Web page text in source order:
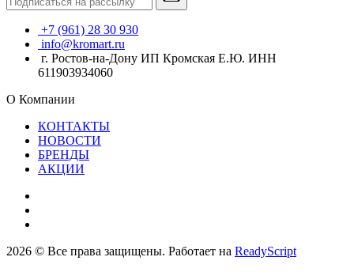
+7 (961) 28 30 930
info@kromart.ru
г. Ростов-на-Дону ИП Кромская Е.Ю. ИНН
611903934060
О Компании
КОНТАКТЫ
НОВОСТИ
БРЕНДЫ
АКЦИИ
2026 © Все права защищены. Работает на ReadyScript